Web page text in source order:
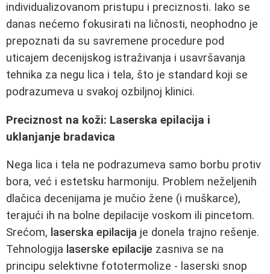
individualizovanom pristupu i preciznosti. Iako se
danas nećemo fokusirati na ličnosti, neophodno je
prepoznati da su savremene procedure pod
uticajem decenijskog istraživanja i usavršavanja
tehnika za negu lica i tela, što je standard koji se
podrazumeva u svakoj ozbiljnoj klinici.
Preciznost na koži: Laserska epilacija i
uklanjanje bradavica
Nega lica i tela ne podrazumeva samo borbu protiv
bora, već i estetsku harmoniju. Problem neželjenih
dlačica decenijama je mučio žene (i muškarce),
terajući ih na bolne depilacije voskom ili pincetom.
Srećom, laserska epilacija je donela trajno rešenje.
Tehnologija laserske epilacije zasniva se na
principu selektivne fototermolize - laserski snop